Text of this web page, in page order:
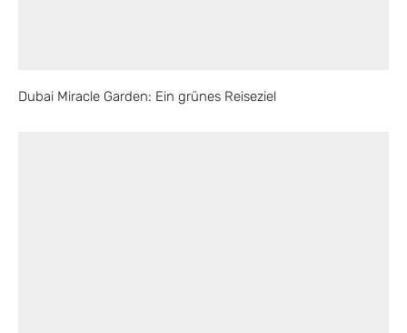
Dubai Miracle Garden: Ein grünes Reiseziel